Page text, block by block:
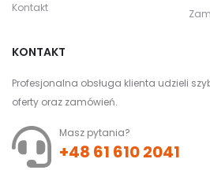
Kontakt
KONTAKT
Profesjonalna obsługa klienta udzieli
oferty oraz zamówień.
Masz pytania?
+48 61 610 2041